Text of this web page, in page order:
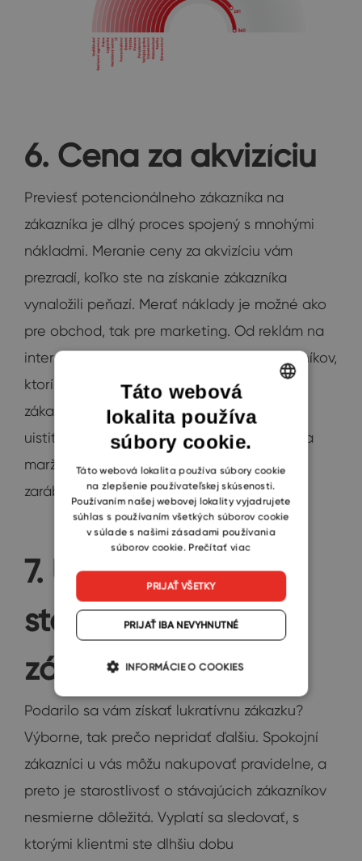
6. Cena za akvizíciu
Previesť potencionálneho zákazníka na
zákazníka je dlhý proces spojený s mnohými
nákladmi. Meranie ceny za akvizíciu vám
prezradí, koľko ste na získanie zákazníka
vynaložili peňazí. Merať náklady je možné ako
pre obchod, tak pre marketing. Od reklám na
internete či v médiách, až po čas obchodníkov,
ktorí komunikáciou s potencionálnymi
zákazníkmi strávili. Vďaka tomu sa môžete
uistiť, že cena za akvizíciu je nižšia než vaša
marža a že na vašich obchodoch skutočne
zarábate.
7. Udržanie
stávajúcich
zákazníkov
Podarilo sa vám získať lukratívnu zákazku?
Výborne, tak prečo nepridať ďalšiu. Spokojní
zákazníci u vás môžu nakupovať pravidelne, a
preto je starostlivosť o stávajúcich zákazníkov
nesmierne dôležitá. Vyplatí sa sledovať, s
ktorými klientmi ste dlhšiu dobu
ENGLISH
SLOVAK
Táto webová
lokalita používa
súbory cookie.
Táto webová lokalita používa súbory cookie
na zlepšenie používateľskej skúsenosti.
Používaním našej webovej lokality vyjadrujete
súhlas s používaním všetkých súborov cookie
v súlade s našimi zásadami používania
súborov cookie. Prečítať viac
PRIJAŤ VŠETKY
PRIJAŤ IBA NEVYHNUTNÉ
INFORMÁCIE O COOKIES